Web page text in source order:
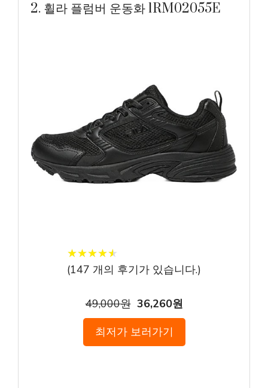
2. 휠라 플럼버 운동화 1RM02055E
★★★★★
★★★★★
(147 개의 후기가 있습니다.)
49,000원 36,260원
최저가 보러가기